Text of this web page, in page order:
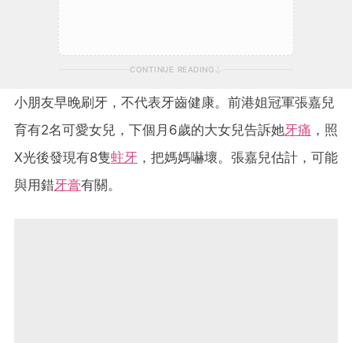
CONTINUE READING
小朋友早晚刷牙，不代表牙齒健康。前港姐冠軍張嘉兒
育有2名可愛女兒，下個月6歲的大女兒告訴她牙痛 ，照
X光後發現有8隻蛀牙 ，把媽媽嚇壞。張嘉兒估計，可能
與用錯牙膏有關。